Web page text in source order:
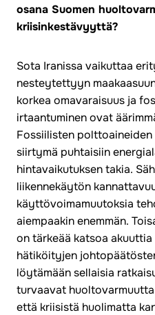
osana Suomen
kriisinkestävyyttä?
Sota Iranissa vaikuttaa
nesteytettyyn
korkea omavaraisuus ja
irtaantuminen ovat
Fossiilisten
siirtymä puhtaisiin
hintavaikutuksen takia.
liikennekäytön
käyttövoimamuutoksia
aiempaakin enemmän.
on tärkeää katsoa
hätiköityjen
löytämään sellaisia
turvaavat
että kriisistä huolimatta